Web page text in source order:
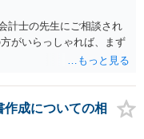
計士の先生にご相談され
がいらっしゃれば、まず
成についての相